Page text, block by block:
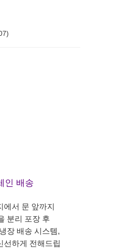
인 배송
서 문 앞까지
분리 포장 후
장 배송 시스템,
선하게 전해드립